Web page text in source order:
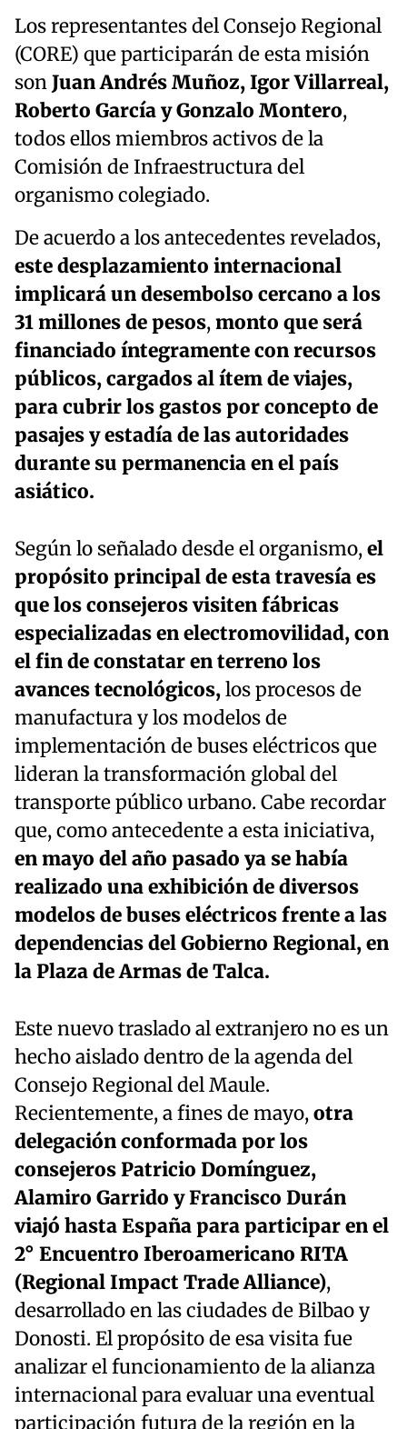
Los representantes del Consejo Regional
(CORE) que participarán de esta misión
sonJuan Andrés Muñoz, Igor Villarreal,
Roberto García y Gonzalo Montero,
todos ellos miembros activos de la
Comisión de Infraestructura del
organismo colegiado.
De acuerdo a los antecedentes revelados,
este desplazamiento internacional
implicará un desembolso cercano a los
31 millones de pesos,monto que será
financiado íntegramente con recursos
públicos, cargados al ítem de viajes,
para cubrir los gastos por concepto de
pasajes y estadía de las autoridades
durante su permanencia en el país
asiático.
Según lo señalado desde el organismo,el
propósito principal de esta travesía es
que los consejeros visiten fábricas
especializadas en electromovilidad, con
el fin de constatar en terreno los
avances tecnológicos,los procesos de
manufactura y los modelos de
implementación de buses eléctricos que
lideran la transformación global del
transporte público urbano. Cabe recordar
que, como antecedente a esta iniciativa,
en mayo del año pasado ya se había
realizado una exhibición de diversos
modelos de buses eléctricos frente a las
dependencias del Gobierno Regional, en
la Plaza de Armas de Talca.
Este nuevo traslado al extranjero no es un
hecho aislado dentro de la agenda del
Consejo Regional del Maule.
Recientemente, a fines de mayo,otra
delegación conformada por los
consejeros Patricio Domínguez,
Alamiro Garrido y Francisco Durán
viajó hasta España para participar en el
2° Encuentro Iberoamericano RITA
(Regional Impact Trade Alliance),
desarrollado en las ciudades de Bilbao y
Donosti. El propósito de esa visita fue
analizar el funcionamiento de la alianza
internacional para evaluar una eventual
participación futura de la región en la